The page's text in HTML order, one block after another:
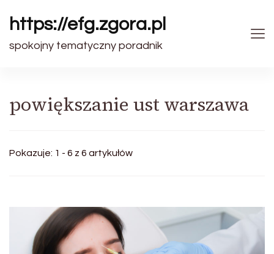
https://efg.zgora.pl
spokojny tematyczny poradnik
powiększanie ust warszawa
Pokazuje: 1 - 6 z 6 artykułów